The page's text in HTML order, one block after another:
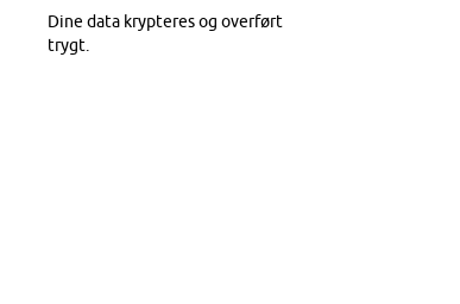
Dine data krypteres og overført
trygt.